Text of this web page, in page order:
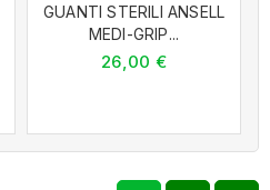
GUANTI STERILI ANSELL
MEDI-GRIP...
26,00 €